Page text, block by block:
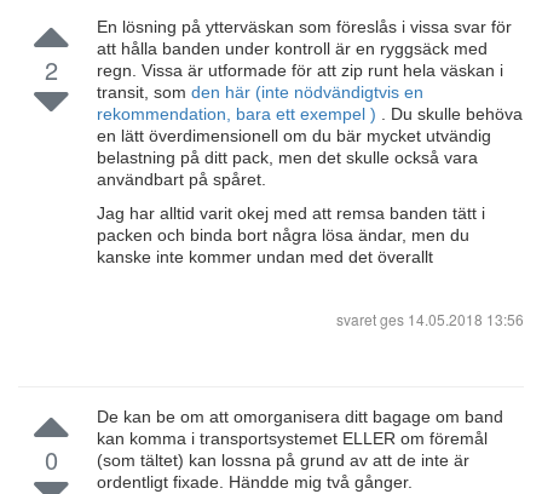
2
En lösning på ytterväskan som föreslås i vissa svar för
att hålla banden under kontroll är en ryggsäck med
regn. Vissa är utformade för att zip runt hela väskan i
transit, som den här (inte nödvändigtvis en
rekommendation, bara ett exempel ) . Du skulle behöva
en lätt överdimensionell om du bär mycket utvändig
belastning på ditt pack, men det skulle också vara
användbart på spåret.
Jag har alltid varit okej med att remsa banden tätt i
packen och binda bort några lösa ändar, men du
kanske inte kommer undan med det överallt
svaret ges 14.05.2018 13:56
0
De kan be om att omorganisera ditt bagage om band
kan komma i transportsystemet ELLER om föremål
(som tältet) kan lossna på grund av att de inte är
ordentligt fixade. Händde mig två gånger.